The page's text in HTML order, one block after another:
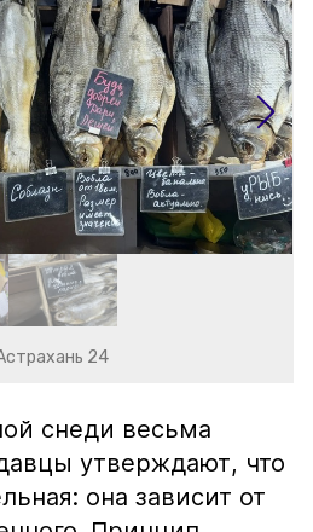
24
снеди весьма
утверждают, что
она зависит от